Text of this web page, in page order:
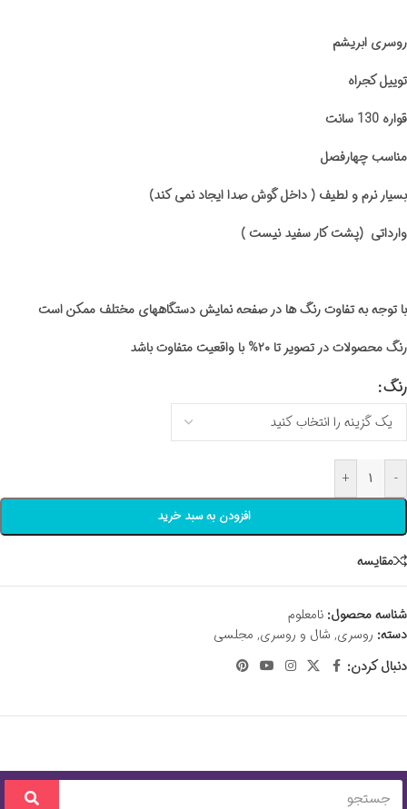
روسری ابریشم
توییل کجراه
قواره 130 سانت
مناسب چهارفصل
بسیار نرم و لطیف ( داخل گوش صدا ایجاد نمی کند)
وارداتی (پشت کار سفید نیست )
با توجه به تفاوت رنگ ها در صفحه نمایش دستگاههای مختلف ممکن است
رنگ محصولات در تصویر تا ۲۰% با واقعیت متفاوت باشد
رنگ
-
+
افزودن به سبد خرید
مقايسه
شناسه محصول: نامعلوم
دسته: روسری, شال و روسری, مجلسی
دنبال کردن: